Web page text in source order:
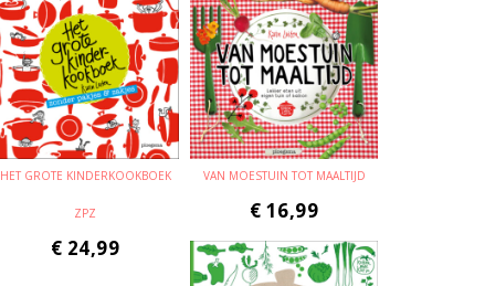
HET GROTE KINDERKOOKBOEK
ZPZ
€ 24,99
VAN MOESTUIN TOT MAALTIJD
€ 16,99